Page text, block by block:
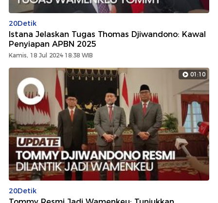
20Detik
Istana Jelaskan Tugas Thomas Djiwandono: Kawal
Penyiapan APBN 2025
Kamis, 18 Jul 2024 18:38 WIB
01:10
20Detik